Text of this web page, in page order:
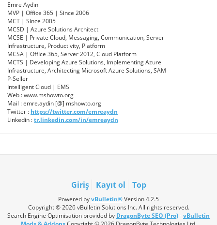
Emre Aydın
MVP | Office 365 | Since 2006
MCT | Since 2005
MCSD | Azure Solutions Architect
MCSE | Private Cloud, Messaging, Communication, Server
Infrastructure, Productivity, Platform
MCSA | Office 365, Server 2012, Cloud Platform
MCTS | Developing Azure Solutions, Implementing Azure
Infrastructure, Architecting Microsoft Azure Solutions, SAM
P-Seller
Intelligent Cloud | EMS
Web : www.mshowto.org
Mail : emre.aydin [@] mshowto.org
Twitter : https://twitter.com/emreaydn
Linkedin :tr.linkedin.com/in/emreaydn
Giriş Kayıt ol Top
Powered byvBulletin®Version 4.2.5
Copyright © 2026 vBulletin Solutions Inc. All rights reserved.
Search Engine Optimisation provided by DragonByte SEO (Pro)-vBulletin